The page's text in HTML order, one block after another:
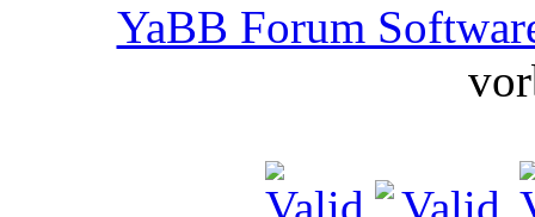
YaBB Forum